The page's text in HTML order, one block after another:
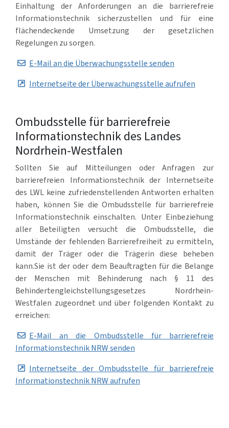
Einhaltung der Anforderungen an die barrierefreie
Informationstechnik sicherzustellen und für eine
flächendeckende Umsetzung der gesetzlichen
Regelungen zu sorgen.
E-Mail an die Überwachungsstelle senden
Internetseite der Überwachungsstelle aufrufen
Ombudsstelle für barrierefreie
Informationstechnik des Landes
Nordrhein-Westfalen
Sollten Sie auf Mitteilungen oder Anfragen zur
barrierefreien Informationstechnik der Internetseite
des LWL keine zufriedenstellenden Antworten erhalten
haben, können Sie die Ombudsstelle für barrierefreie
Informationstechnik einschalten. Unter Einbeziehung
aller Beteiligten versucht die Ombudsstelle, die
Umstände der fehlenden Barrierefreiheit zu ermitteln,
damit der Träger oder die Trägerin diese beheben
kann.Sie ist der oder dem Beauftragten für die Belange
der Menschen mit Behinderung nach § 11 des
Behindertengleichstellungsgesetzes Nordrhein-
Westfalen zugeordnet und über folgenden Kontakt zu
erreichen:
E-Mail an die Ombudsstelle für barrierefreie
Informationstechnik NRW senden
Internetseite der Ombudsstelle für barrierefreie
Informationstechnik NRW aufrufen